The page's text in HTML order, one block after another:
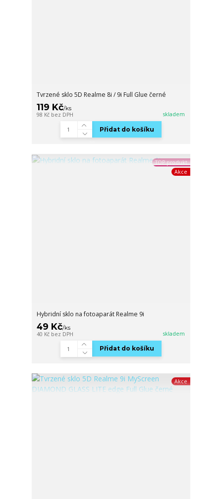
Tvrzené sklo 5D Realme 8i / 9i Full Glue černé
119 Kč/ks
98 Kč bez DPH skladem
Přidat do košíku
TOP produkt
Akce
Hybridní sklo na fotoaparát Realme 9i
49 Kč/ks
40 Kč bez DPH skladem
Přidat do košíku
Akce